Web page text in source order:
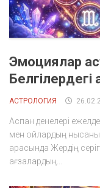
Эмоциялар
Белгілердегі
АСТРОЛОГИЯ
Аспан денелері
мен ойлардың нысаны
арасында Жердің
ағзалардың...